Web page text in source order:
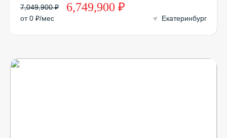
7,049,900 ₽ 6,749,900 ₽
от 0 ₽/мес Екатеринбург